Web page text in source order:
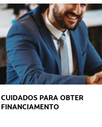
CUIDADOS PARA OBTER
FINANCIAMENTO